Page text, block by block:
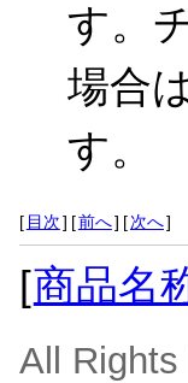
す。
場合
す。
[ 目次] [前へ] [次へ]
[商品名
All Rights